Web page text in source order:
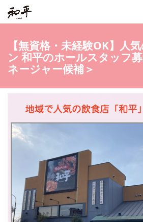
【無資格・未経験OK】人
ン 和平のホールスタッフ
ネージャー候補＞